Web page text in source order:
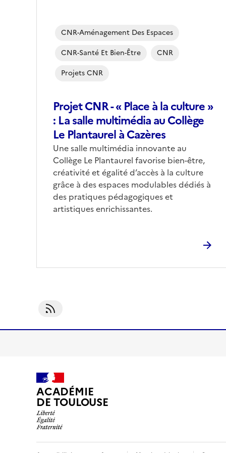
Projet CNR - « Place à la culture »
: La salle multimédia au Collège
Le Plantaurel à Cazères
Corps
Une salle multimédia innovante au
Collège Le Plantaurel favorise bien-être,
créativité et égalité d’accès à la culture
grâce à des espaces modulables dédiés à
des pratiques pédagogiques et
artistiques enrichissantes.
CNR-Aménagement Des Espaces
CNR-Santé Et Bien-Être
CNR
Projets CNR
ACADÉMIE
DE TOULOUSE